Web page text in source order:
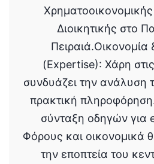
Διοικητικής στο
(Expertise): Χάρη
συνδυάζει την ανάλυση
πρακτική
σύνταξη οδηγών
Φόρους και οικονομικά
την εποπτεία του